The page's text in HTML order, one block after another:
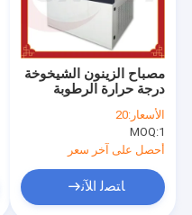
مصباح الزينون الشيخوخة
درجة حرارة الرطوبة
50 لتر
الأسعار:20
MOQ:1
أحصل على آخر سعر
ﺎﺘﺼﻟ ﺍﻶﻧ